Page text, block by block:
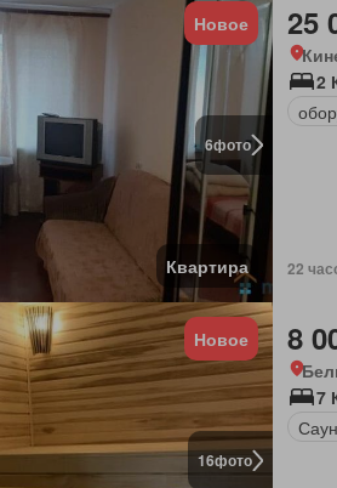
6фото
Новое
Квартира
25
2
22
16фото
Новое 8
7